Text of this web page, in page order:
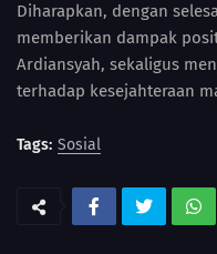
Diharapkan, dengan
memberikan dampak
Ardiansyah, sekaligus
terhadap kesejahteraan
Tags: Sosial